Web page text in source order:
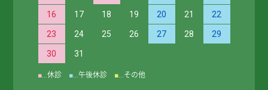
16 17 18 19 20 21 22
23 24 25 26 27 28 29
30 31
■…休診 ■…午後休診 ■…その他